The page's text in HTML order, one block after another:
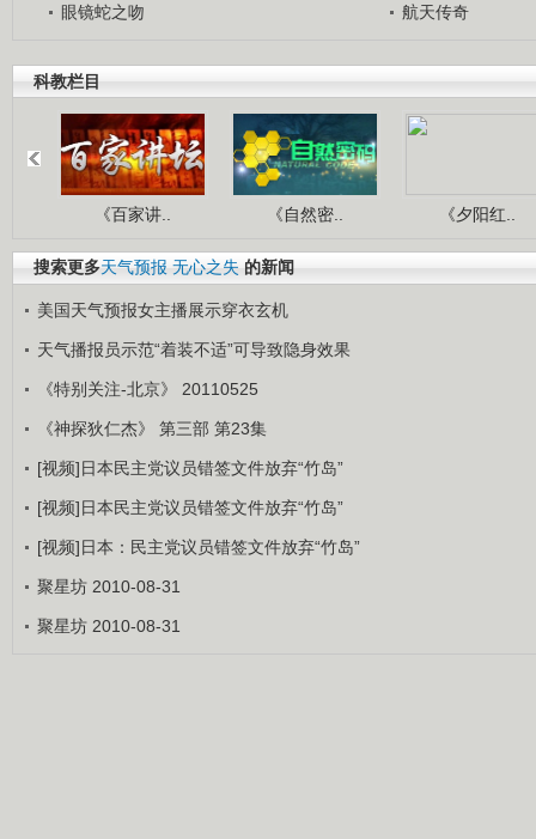
眼镜蛇之吻
航天传奇
科教栏目
《百家讲.. 《自然密.. 《夕阳红..
搜索更多天气预报 无心之失 的新闻
美国天气预报女主播展示穿衣玄机
天气播报员示范“着装不适”可导致隐身效果
《特别关注-北京》 20110525
《神探狄仁杰》 第三部 第23集
[视频]日本民主党议员错签文件放弃“竹岛”
[视频]日本民主党议员错签文件放弃“竹岛”
[视频]日本：民主党议员错签文件放弃“竹岛”
聚星坊 2010-08-31
聚星坊 2010-08-31